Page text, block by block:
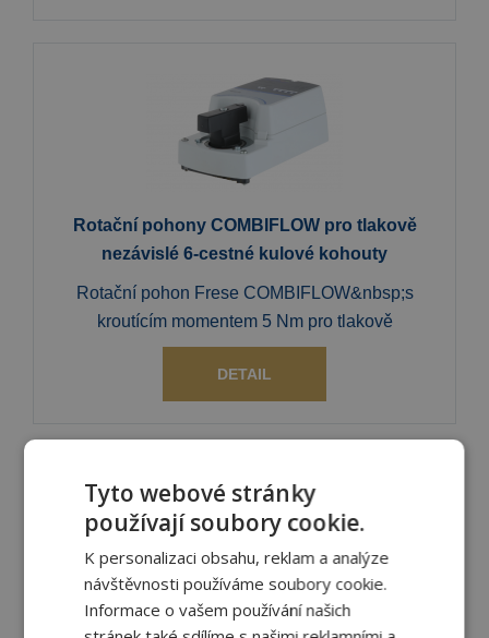
Rotační pohony COMBIFLOW pro tlakově
nezávislé 6-cestné kulové kohouty
Rotační pohon Frese COMBIFLOW&nbsp;s
kroutícím momentem 5 Nm pro tlakově
DETAIL
Rotační pohony pro 2-cestné a 3-cestné
Tyto webové stránky
používají soubory cookie.
K personalizaci obsahu, reklam a analýze
návštěvnosti používáme soubory cookie.
Informace o vašem používání našich